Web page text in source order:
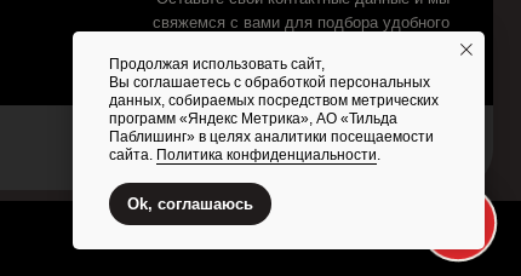
Продолжая использовать сайт,
Вы соглашаетесь с обработкой персональных
данных, собираемых посредством метрических
программ «Яндекс Метрика», АО «Тильда
Паблишинг» в целях аналитики посещаемости
сайта. Политика конфиденциальности.
Ok, соглашаюсь